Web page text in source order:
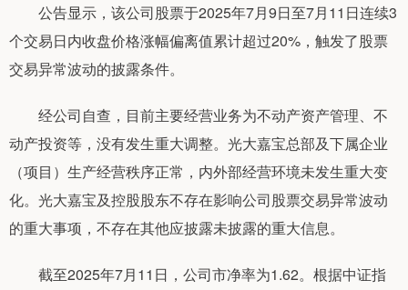
公告显示，该公司股票于2025年7月9日至7月11日连续3
个交易日内收盘价格涨幅偏离值累计超过20%，触发了股票
交易异常波动的披露条件。
经公司自查，目前主要经营业务为不动产资产管理、不
动产投资等，没有发生重大调整。光大嘉宝总部及下属企业
（项目）生产经营秩序正常，内外部经营环境未发生重大变
化。光大嘉宝及控股股东不存在影响公司股票交易异常波动
的重大事项，不存在其他应披露未披露的重大信息。
截至2025年7月11日，公司市净率为1.62。根据中证指